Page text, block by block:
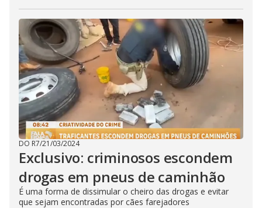
DO R7/21/03/2024
Exclusivo: criminosos escondem
drogas em pneus de caminhão
É uma forma de dissimular o cheiro das drogas e evitar
que sejam encontradas por cães farejadores